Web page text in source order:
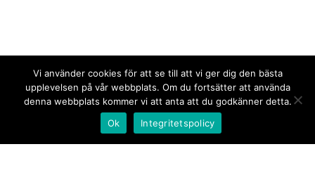
Vi använder cookies för att se till att vi ger dig den bästa
upplevelsen på vår webbplats. Om du fortsätter att använda
denna webbplats kommer vi att anta att du godkänner detta.
Ok
Integritetspolicy